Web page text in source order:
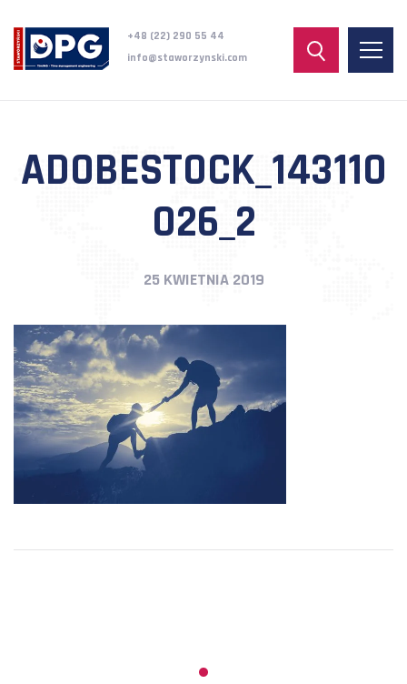
+48 (22) 290 55 44
info@staworzynski.com
ADOBESTOCK_143110
026_2
25 KWIETNIA 2019